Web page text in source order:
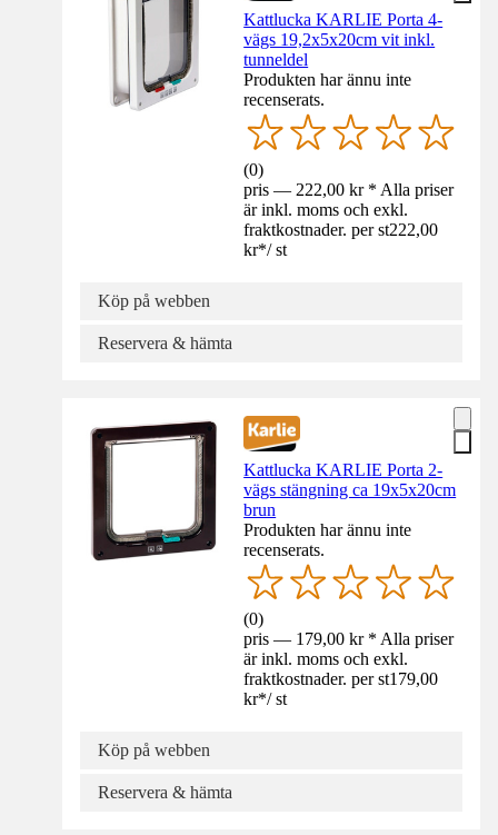
Kattlucka KARLIE Porta 4-
vägs 19,2x5x20cm vit inkl.
tunneldel
Produkten har ännu inte
recenserats.
(0)
pris — 222,00 kr * Alla priser
är inkl. moms och exkl.
fraktkostnader. per st222,00
kr*/ st
Köp på webben
Reservera & hämta
Kattlucka KARLIE Porta 2-
vägs stängning ca 19x5x20cm
brun
Produkten har ännu inte
recenserats.
(0)
pris — 179,00 kr * Alla priser
är inkl. moms och exkl.
fraktkostnader. per st179,00
kr*/ st
Köp på webben
Reservera & hämta